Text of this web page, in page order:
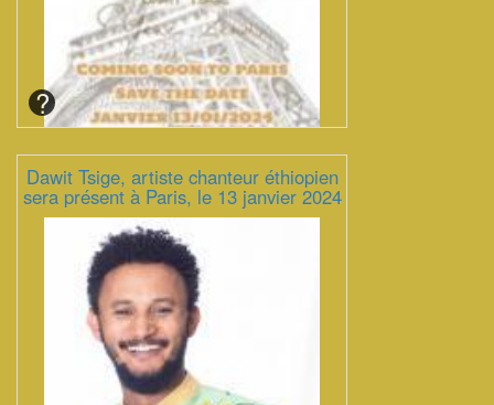
Dawit Tsige, artiste chanteur éthiopien
sera présent à Paris, le 13 janvier 2024